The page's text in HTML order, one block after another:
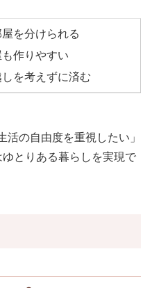
を分けられる
作りやすい
を考えずに済む
活の自由度を重視したい」
とりある暮らしを実現で